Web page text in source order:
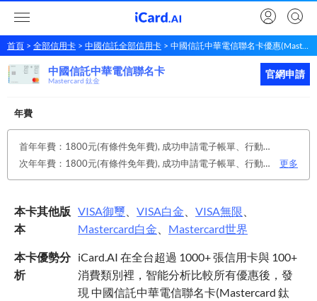
首頁 全部信用卡 中國信託全部信用卡 中國信託中華電信聯名卡優惠(Mastercard 鈦金)
中國信託中華電信聯名卡 立即申請
中國信託中華電信聯名卡
Mastercard 鈦金
官網申請
年費
首年年費：1800元(有條件免年費), 成功申請電子帳單、行動帳單享終身免年費優惠(不得同時持有紙本帳單方可享有，如取消電子帳單、行動帳單後將恢復原年費收費辦法收取年費。)
次年年費：1800元(有條件免年費), 成功申請電子帳單、行動帳單享終身免年費優惠(不得同時持有紙本帳單方可享有，如取消電子帳單、行動帳單後將恢復原年費收費辦法收取年費。)
更多
本卡其他版
本
VISA御璽 VISA白金 VISA無限
Mastercard白金 Mastercard世界
本卡優勢分
析
iCard.AI 在全台超過 1000+ 張信用卡與 100+
消費類別裡，智能分析比較所有優惠後，發
現 中國信託中華電信聯名卡(Mastercard 鈦